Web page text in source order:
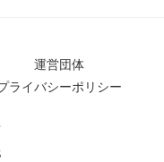
運営団体
ライバシーポリシー